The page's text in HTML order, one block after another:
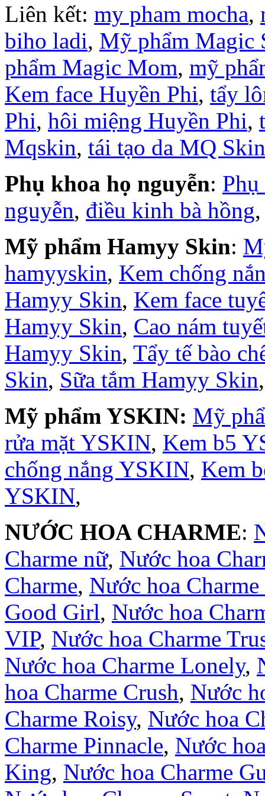
Liên kết: my pham mocha,
biho ladi, Mỹ phẩm Magic
phẩm Magic Mom, mỹ
Kem face Huyền Phi, tẩy
Phi, hôi miệng Huyền Phi,
Mqskin, tái tạo da MQ Skin
Phụ khoa họ nguyễn:
nguyễn, điều kinh bà hồng
Mỹ phẩm Hamyy Skin:
hamyyskin, Kem chống
Hamyy Skin, Kem face
Hamyy Skin, Cao nám
Hamyy Skin, Tẩy tế bào
Skin, Sữa tắm Hamyy Skin
Mỹ phẩm YSKIN: Mỹ
rửa mặt YSKIN, Kem b5
chống nắng YSKIN, Kem
YSKIN,
NƯỚC HOA CHARME:
Charme nữ, Nước hoa
Charme, Nước hoa Charme
Good Girl, Nước hoa
VIP, Nước hoa Charme
Nước hoa Charme Lonely,
hoa Charme Crush, Nước
Charme Roisy, Nước hoa
Charme Pinnacle, Nước
King, Nước hoa Charme